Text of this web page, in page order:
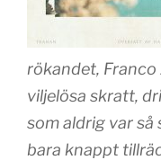
rökandet,
viljelösa skratt,
som aldrig var så
bara knappt